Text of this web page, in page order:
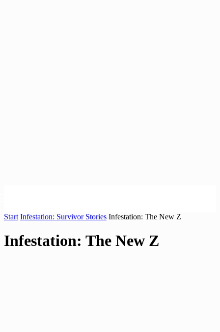
Start Infestation: Survivor Stories Infestation: The New Z
Infestation: The New Z